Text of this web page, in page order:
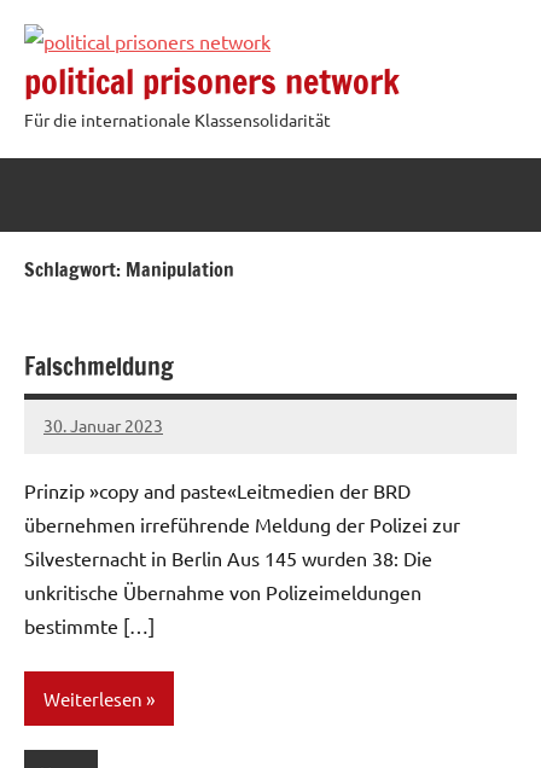
Inhalt
springen
political prisoners network
Für die internationale Klassensolidarität
Schlagwort: Manipulation
Falschmeldung
30. Januar 2023
network
Prinzip »copy and paste«Leitmedien der BRD
übernehmen irreführende Meldung der Polizei zur
Silvesternacht in Berlin Aus 145 wurden 38: Die
unkritische Übernahme von Polizeimeldungen
bestimmte […]
Weiterlesen